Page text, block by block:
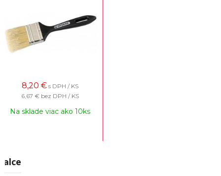
8,20 € s DPH / KS
6,67 € bez DPH / KS
Na sklade viac ako 10ks